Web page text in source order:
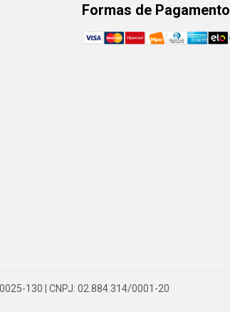
Formas de Pagamento
130 | CNPJ: 02.884.314/0001-20